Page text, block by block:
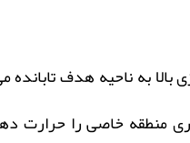
به ناحیه هدف
منطقه خاصی را